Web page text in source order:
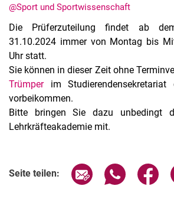
Alle Meldungen
Alle Termine
@Sport und Sportwissenschaft
Die Prüferzuteilung findet ab
31.10.2024 immer von Montag bis
Uhr statt.
Sie können in dieser Zeit ohne
Trümperim Studierendensekretariat
vorbeikommen.
Bitte bringen Sie dazu unbedingt
Lehrkräfteakademie mit.
Seite teilen: Seite über E-Mail
Seite